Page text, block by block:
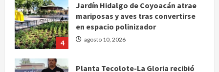
4
Jardín Hidalgo de Coyoacán atrae
mariposas y aves tras convertirse
en espacio polinizador
agosto 10, 2026
Planta Tecolote-La Gloria recibió